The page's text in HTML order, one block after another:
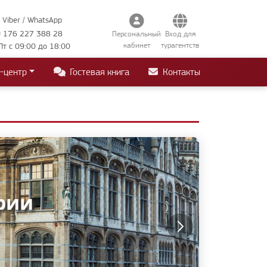
Viber / WhatsApp
176 227 388 28
с 09:00 до 18:00
Персональный
кабинет
Вход для
турагентств
центр Гостевая книга Контакты